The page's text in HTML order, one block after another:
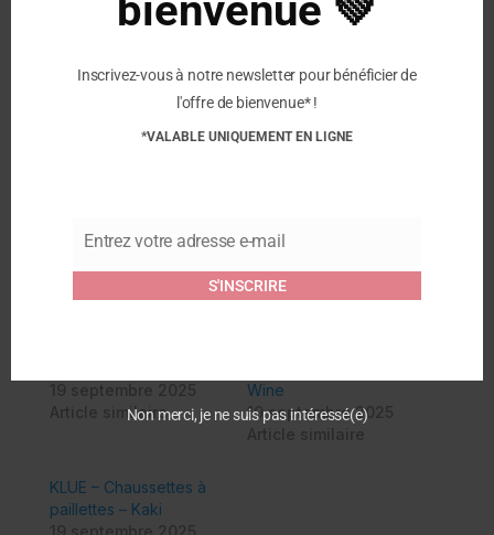
Nous sommes engagés pour le commerce de
Retrouvez nous au 78 rue de la mairie 59500
Facebook
Similaire
Article similaire
Wine
19 septembre 2025
KLUE – Chaussettes à
paillettes – Kaki
Inscrivez-vous à notre newsletter pour bénéficier de
l'offre de bienvenue* !
*VALABLE UNIQUEMENT EN LIGNE
Email
Entrez votre adresse e-mail
S'INSCRIRE
Non merci, je ne suis pas intéressé(e)